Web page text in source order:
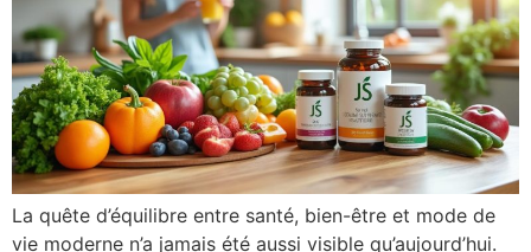
La quête d’équilibre entre santé, bien-être et mode de
vie moderne n’a jamais été aussi visible qu’aujourd’hui.